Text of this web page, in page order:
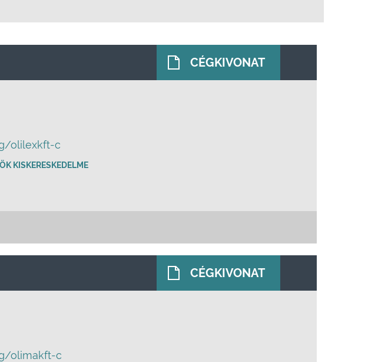
CÉGKIVONAT
olilexkft-c
KISKERESKEDELME
CÉGKIVONAT
olimakft-c